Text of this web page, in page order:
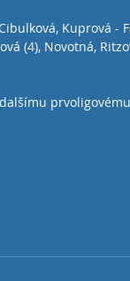
Kuprová -
(4), Novotná,